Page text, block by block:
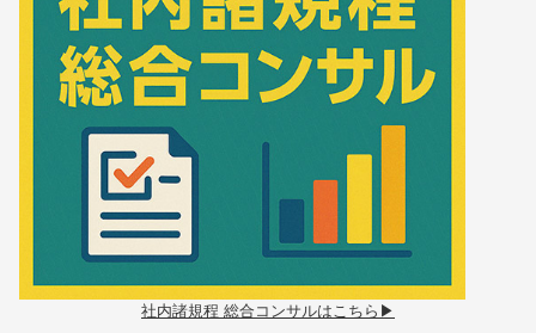
社内諸規程 総合コンサルはこちら▶